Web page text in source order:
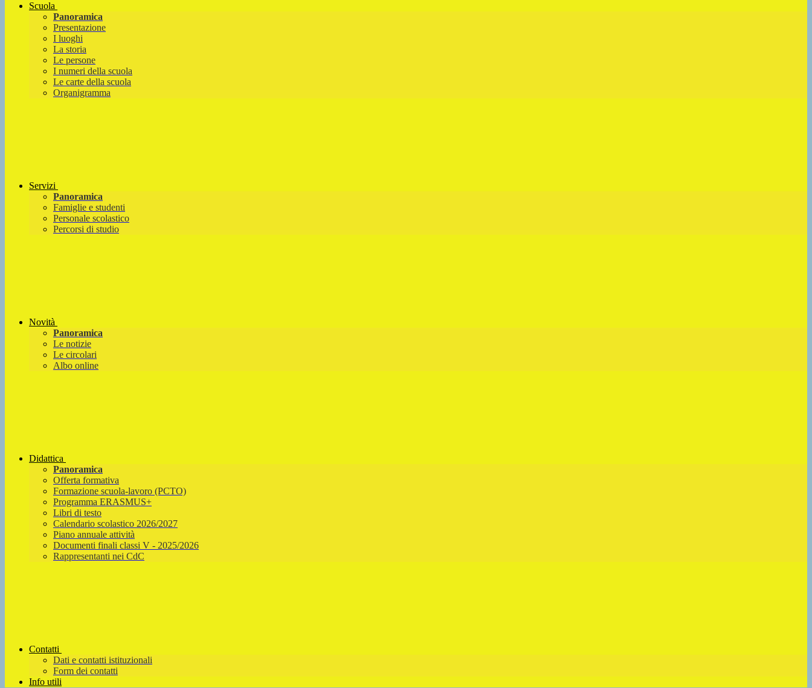
Scuola
Panoramica
Presentazione
I luoghi
La storia
Le persone
I numeri della scuola
Le carte della scuola
Organigramma
Servizi
Panoramica
Famiglie e studenti
Personale scolastico
Percorsi di studio
Novità
Panoramica
Le notizie
Le circolari
Albo online
Didattica
Panoramica
Offerta formativa
Formazione scuola-lavoro (PCTO)
Programma ERASMUS+
Libri di testo
Calendario scolastico 2026/2027
Piano annuale attività
Documenti finali classi V - 2025/2026
Rappresentanti nei CdC
Contatti
Dati e contatti istituzionali
Form dei contatti
Info utili